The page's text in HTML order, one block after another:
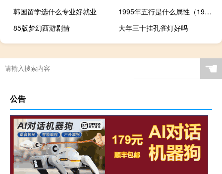
韩国留学选什么专业好就业
1995年五行是什么属性（1995年五行是什么）
85版梦幻西游剧情
大年三十挂孔雀灯好吗
☚
公告